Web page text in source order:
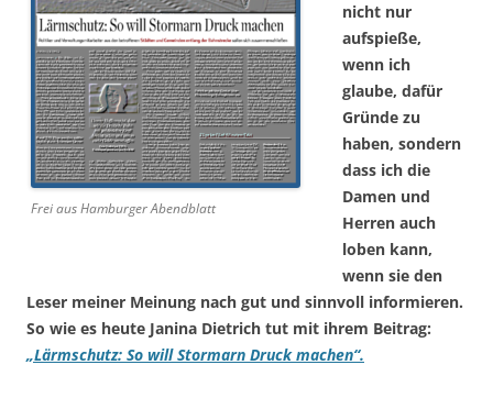
Frei aus Hamburger Abendblatt
nicht nur
aufspieße,
wenn ich
glaube, dafür
Gründe zu
haben, sondern
dass ich die
Damen und
Herren auch
loben kann,
wenn sie den
Leser meiner Meinung nach gut und sinnvoll informieren.
So wie es heute Janina Dietrich tut mit ihrem Beitrag:
„Lärmschutz: So will Stormarn Druck machen“.